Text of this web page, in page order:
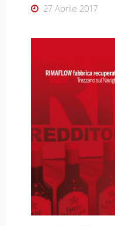
27 Aprile 2017